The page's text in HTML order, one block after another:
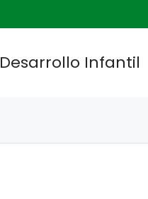
Desarrollo Infantil